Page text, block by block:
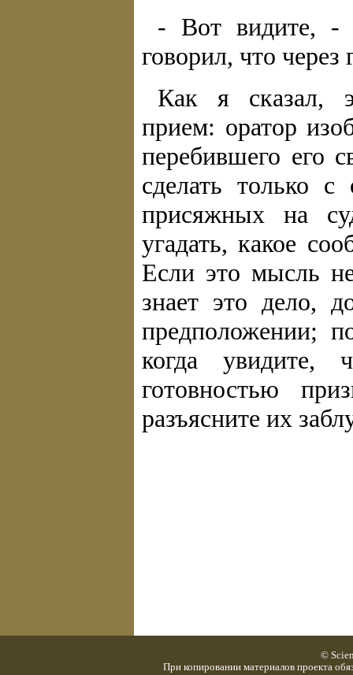
- Вот видите, -
говорил, что через
Как я сказал,
прием: оратор
перебившего его
сделать только
присяжных на
угадать, какое
Если это мысль
знает это дело,
предположении;
когда увидите,
готовностью
разъясните их
©
При копировании материалов проекта